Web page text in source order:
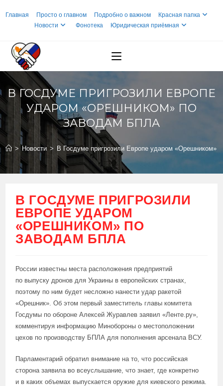
Главная Просто о главном Подробно о важном
Красная папка
Новости
Фонотека Юридическая приёмная
В ГОСДУМЕ ПРИГРОЗИЛИ ЕВРОПЕ
УДАРОМ «ОРЕШНИКОМ» ПО
ЗАВОДАМ БПЛА
> Новости > В Госдуме пригрозили Европе ударом «Орешником»
В ГОСДУМЕ ПРИГРОЗИЛИ
ЕВРОПЕ УДАРОМ
«ОРЕШНИКОМ» ПО
ЗАВОДАМ БПЛА
России известны места расположения предприятий
по выпуску дронов для Украины в европейских странах,
поэтому по ним будет несложно нанести удар ракетой
«Орешник». Об этом первый заместитель главы комитета
Госдумы по обороне Алексей Журавлев заявил «Ленте.ру»,
комментируя информацию Минобороны о местоположении
цехов по производству БПЛА для пополнения арсенала ВСУ.
Парламентарий обратил внимание на то, что российская
сторона заявила во всеуслышание, что знает, где конкретно
и в каких объемах выпускается оружие для киевского режима.